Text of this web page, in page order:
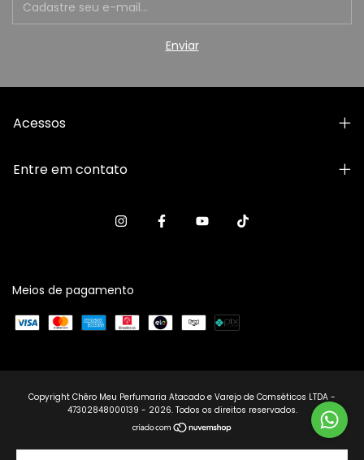
Acessos
Entre em contato
Meios de pagamento
Copyright Chêro Meu Perfumaria Atacado e Varejo de Comséticos LTDA -
47302848000139 - 2026. Todos os direitos reservados.